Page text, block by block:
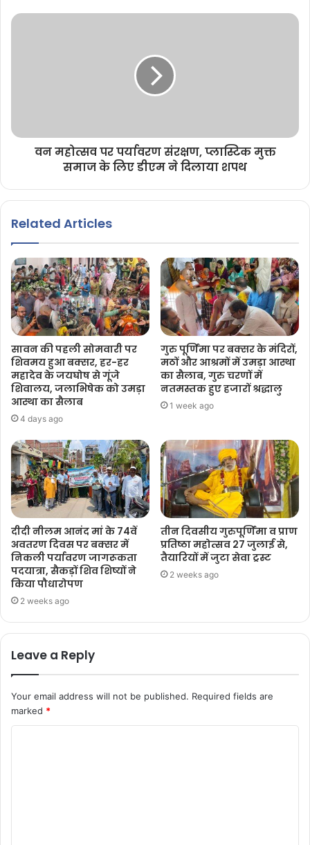
वन महोत्सव पर पर्यावरण संरक्षण, प्लास्टिक मुक्त
समाज के लिए डीएम ने दिलाया शपथ
Related Articles
सावन की पहली सोमवारी पर
शिवमय हुआ बक्सर, हर-हर
महादेव के जयघोष से गूंजे
शिवालय, जलाभिषेक को उमड़ा
आस्था का सैलाब
4 days ago
गुरु पूर्णिमा पर बक्सर के मंदिरों,
मठों और आश्रमों में उमड़ा आस्था
का सैलाब, गुरु चरणों में
नतमस्तक हुए हजारों श्रद्धालु
1 week ago
दीदी नीलम आनंद मां के 74वें
अवतरण दिवस पर बक्सर में
निकली पर्यावरण जागरूकता
पदयात्रा, सैकड़ों शिव शिष्यों ने
किया पौधारोपण
2 weeks ago
तीन दिवसीय गुरुपूर्णिमा व प्राण
प्रतिष्ठा महोत्सव 27 जुलाई से,
तैयारियों में जुटा सेवा ट्रस्ट
2 weeks ago
Leave a Reply
Your email address will not be published. Required fields are
marked *